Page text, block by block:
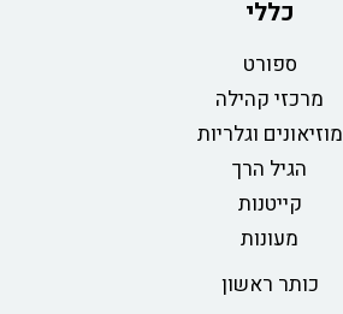
כללי
ספורט
מרכזי קהילה
מוזיאונים וגלריות
הגיל הרך
קייטנות
מעונות
כותר ראשון